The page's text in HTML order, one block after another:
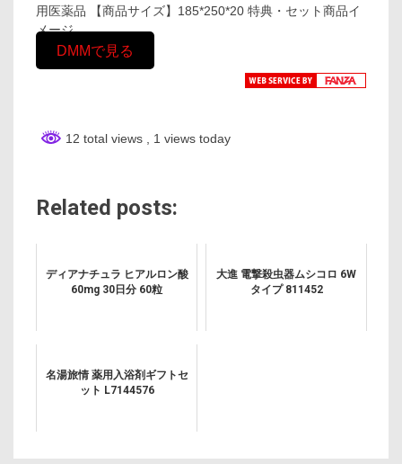
用医薬品 【商品サイズ】185*250*20 特典・セット商品イ
メージ
DMMで見る
12 total views , 1 views today
Related posts:
ディアナチュラ ヒアルロン酸
60mg 30日分 60粒
大進 電撃殺虫器ムシコロ 6W
タイプ 811452
名湯旅情 薬用入浴剤ギフトセ
ット L7144576